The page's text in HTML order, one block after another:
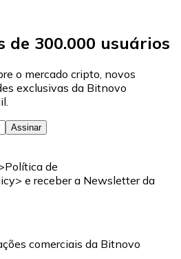
de 300.000 usuários
o mercado cripto, novos
exclusivas da Bitnovo
Assinar
de
e receber a Newsletter da
comerciais da Bitnovo